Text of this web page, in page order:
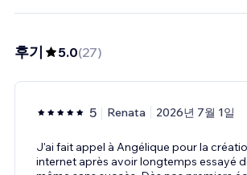
후기 5.0(27)
5 Renata 2026년 7월 1일
J'ai fait appel à Angélique pour la
internet après avoir longtemps essayé